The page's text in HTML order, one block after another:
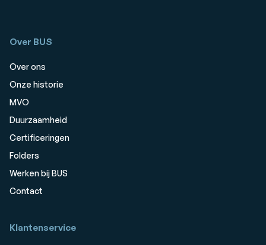
Over BUS
Over ons
Onze historie
MVO
Duurzaamheid
Certificeringen
Folders
Werken bij BUS
Contact
Klantenservice